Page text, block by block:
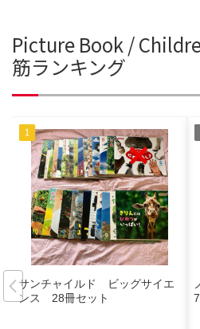
Picture Book /
筋ランキング
サンチャイルド ビッグサイエ
ンス 28冊セット